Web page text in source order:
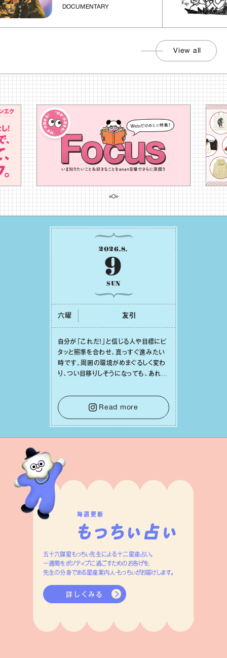
DOCUMENTARY
View all
2026.8.
9
SUN
六曜 友引
⾃分が「これだ！」と信じる⼈や⽬標にピ
タッと照準を合わせ、真っすぐ進みたい
時です。周囲の環境がめまぐるしく変わ
り、つい⽬移りしそうになっても、あれこ
をそっと⼿放し、⽬の前のことに集中しま
しょう。そのブレない決意が、あなたにと
って有意義で安定した成果を引き寄せま
す。
Read more
毎週更新
五十六謀星もっちぃ先生による十二星座占い。
一週間をポジティブに過ごすためのお告げを、
先生の分身である星座案内人・もっちぃがお届けします。
詳しくみる